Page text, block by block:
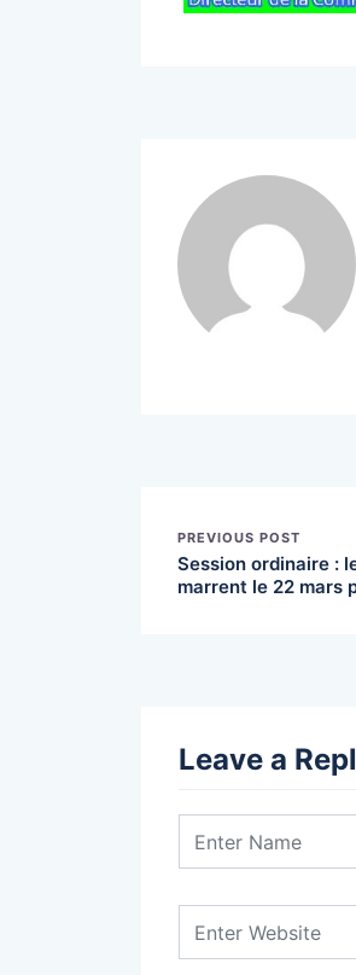
PREVIOUS POST
Session ordinaire :
marrent le 22 mars
Leave a